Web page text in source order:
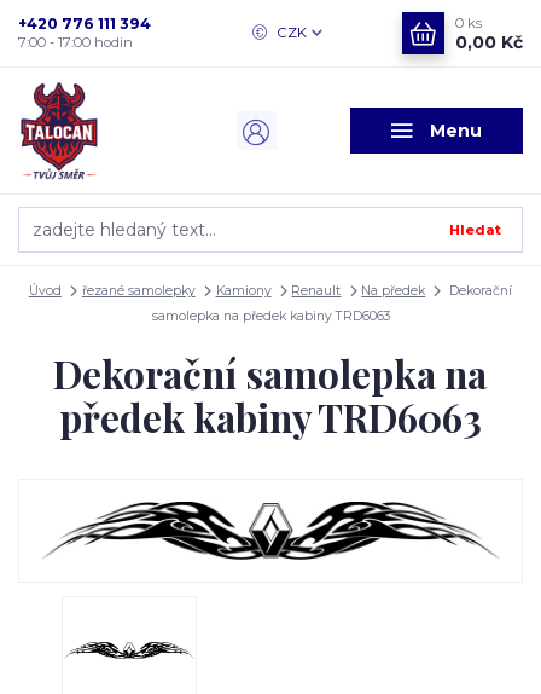
Menu
CZK
Hledat
+420 776 111 394
7:00 - 17:00 hodin
0 ks
0,00 Kč
Úvod řezané samolepky Kamiony Renault Na předek
Dekorační
samolepka na předek kabiny TRD6063
Dekorační samolepka na
předek kabiny TRD6063